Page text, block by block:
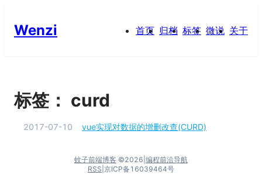
Wenzi 首页 归档 标签 微说 关于
标签： curd
2017-07-10 vue实现对数据的增删改查(CURD)
蚊子前端博客 ©2026 编程前沿导航
RSS 京ICP备16039464号